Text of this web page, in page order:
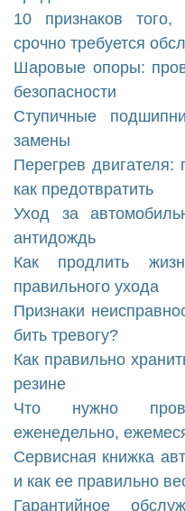
10 признаков
срочно требуется
Шаровые опоры:
безопасности
Ступичные
замены
Перегрев
как предотвратить
Уход за
антидождь
Как продлить
правильного ухода
Признаки
бить тревогу?
Как правильно
резине
Что нужно
еженедельно,
Сервисная книжка
и как ее правильно
Гарантийное